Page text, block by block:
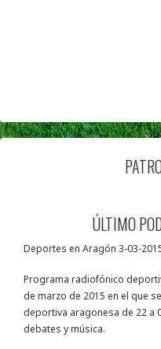
ÚLTIMO
Deportes en Aragón 3-03-
Programa radiofónico
de marzo de 2015 en el que
deportiva aragonesa de 22 a
debates y música.